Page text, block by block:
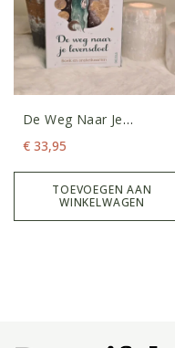
De Weg Naar Je
Levensdoel
Orakelkaarten
€ 33,95
TOEVOEGEN AAN
WINKELWAGEN